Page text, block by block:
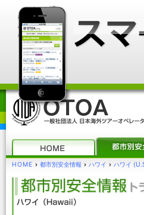
HOME › 都市別安全情報 › ハワイ › ハワイ